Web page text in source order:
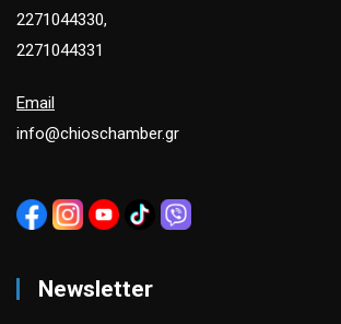
2271044330,
2271044331
Email
info@chioschamber.gr
Newsletter